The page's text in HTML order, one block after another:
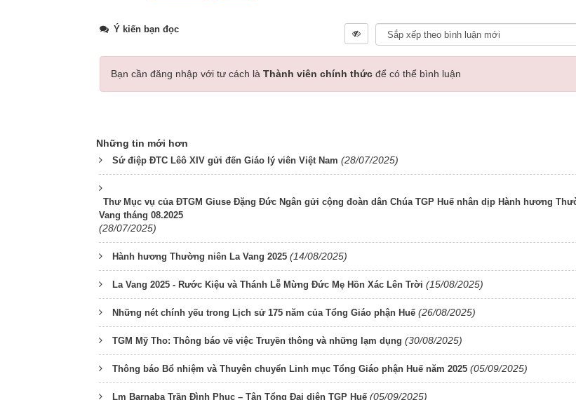
Ý kiến bạn đọc
Bạn cần đăng nhập với tư cách là Thành viên chính thức để có thể bình luận
Những tin mới hơn
Sứ điệp ĐTC Lêô XIV gửi đến Giáo lý viên Việt Nam (28/07/2025)
Thư Mục vụ của ĐTGM Giuse Đặng Đức Ngân gửi cộng đoàn dân Chúa TGP Huế nhân dịp Hành hương
Vang tháng 08.2025
(28/07/2025)
Hành hương Thường niên La Vang 2025 (14/08/2025)
La Vang 2025 - Rước Kiệu và Thánh Lễ Mừng Đức Mẹ Hồn Xác Lên Trời (15/08/2025)
Những nét chính yếu trong Lịch sử 175 năm của Tổng Giáo phận Huế (26/08/2025)
TGM Mỹ Tho: Thông báo về việc Truyền thông và những lạm dụng (30/08/2025)
Thông báo Bổ nhiệm và Thuyên chuyển Linh mục Tổng Giáo phận Huế năm 2025 (05/09/2025)
Lm Barnaba Trần Đình Phục – Tân Tổng Đại diện TGP Huế (05/09/2025)